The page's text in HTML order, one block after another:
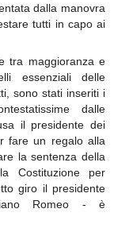
dalla manovra
tutti in capo ai
tra maggioranza e
essenziali delle
sono stati inseriti i
dalle
il presidente dei
fare un regalo alla
la sentenza della
Costituzione per
giro il presidente
Romeo - è